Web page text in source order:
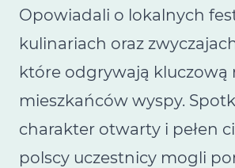
Opowiadali o lokalnych
kulinariach oraz
które odgrywają kluczową
mieszkańców wyspy.
charakter otwarty i pełen
polscy uczestnicy mogli